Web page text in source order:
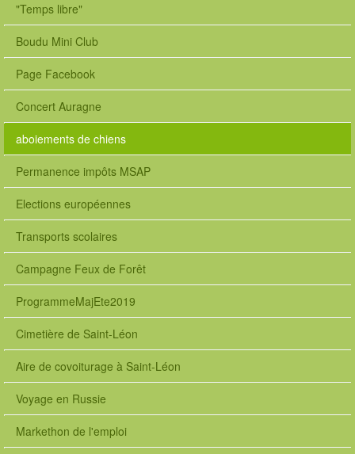
"Temps libre"
Boudu Mini Club
Page Facebook
Concert Auragne
aboiements de chiens
Permanence impôts MSAP
Elections européennes
Transports scolaires
Campagne Feux de Forêt
ProgrammeMajEte2019
Cimetière de Saint-Léon
Aire de covoiturage à Saint-Léon
Voyage en Russie
Markethon de l'emploi